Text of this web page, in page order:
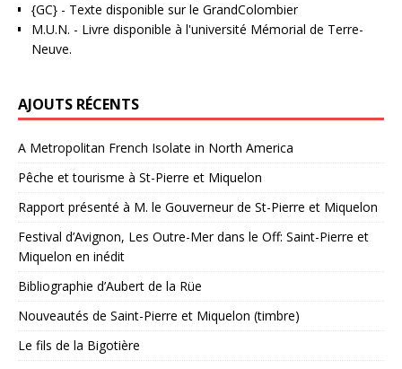
{GC} - Texte disponible sur le GrandColombier
M.U.N. - Livre disponible à l'université Mémorial de Terre-
Neuve.
AJOUTS RÉCENTS
A Metropolitan French Isolate in North America
Pêche et tourisme à St-Pierre et Miquelon
Rapport présenté à M. le Gouverneur de St-Pierre et Miquelon
Festival d’Avignon, Les Outre-Mer dans le Off: Saint-Pierre et
Miquelon en inédit
Bibliographie d’Aubert de la Rüe
Nouveautés de Saint-Pierre et Miquelon (timbre)
Le fils de la Bigotière